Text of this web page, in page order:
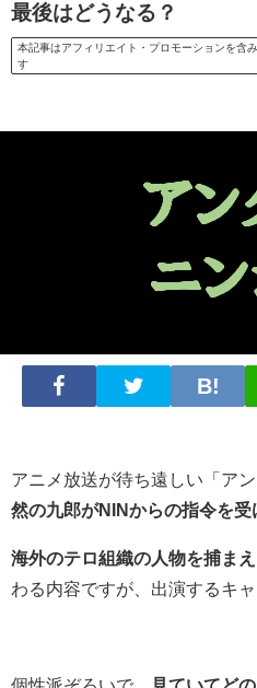
最後はどうなる？
本記事はアフィリエイト・プロモーションを含
す
アニメ放送が待ち遠しい「アン
然の九郎がNINからの指令を受
海外のテロ組織の人物を捕まえ
わる内容ですが、出演するキ